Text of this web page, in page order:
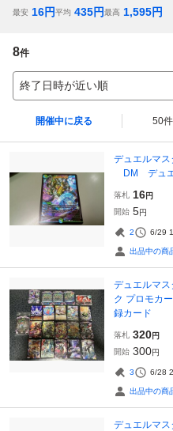
最安 16円平均 435円最高 1,595円
8件
終了日時が近い順
開催中に戻る 50
デュエルマ
DM デュ
落札 16円
開始 5円
2 6/29
出品中の商
デュエルマス
ク プロモカ
録カード
落札 320円
開始 300円
3 6/28
出品中の商
デュエルマ